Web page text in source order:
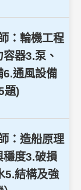
：輪機工程
器3.泵、
6.通風設備
題)
：造船原理
穩度3.破損
5.結構及強